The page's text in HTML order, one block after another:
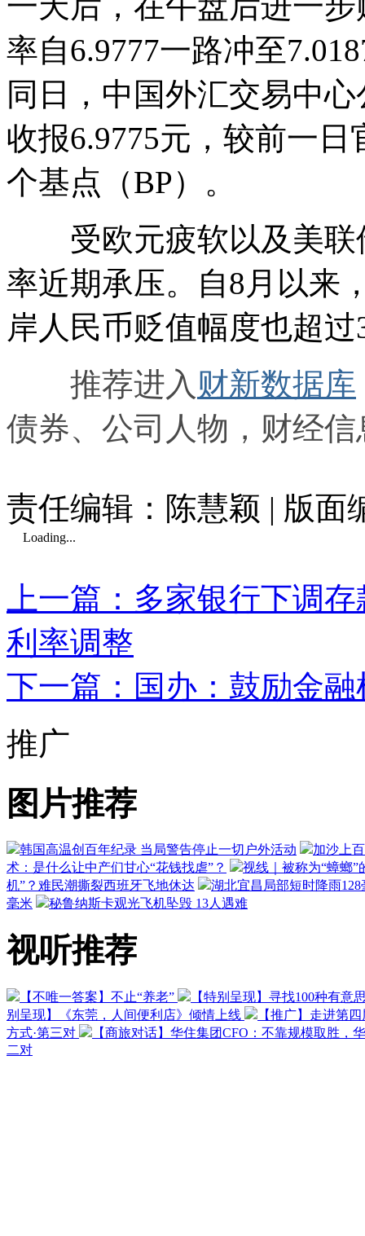
率自6.9777一路冲至
同日，中国外汇交易中
收报6.9775元，较前一日
个基点（BP）。
受欧元疲软以及美联
率近期承压。自8月以来
岸人民币贬值幅度也超过
推荐进入 财新数据库
债券、公司人物，财经
责任编辑：陈慧颖 | 版面
Loading...
上一篇：多家银行下调
利率调整
下一篇：国办：鼓励金
推广
图片推荐
韩国高温创百年纪录 当局警告停止一切户外活动
加沙上
术：是什么让中产们甘心“花钱找虐”？
视线｜被称为“蟑螂
机”？难民潮撕裂西班牙飞地休达
湖北宜昌局部短时降雨
毫米
秘鲁纳斯卡观光飞机坠毁 13人遇难
视听推荐
【不唯一答案】不止“养老”
【特别呈现】寻找100种有意
别呈现】《东莞，人间便利店》倾情上线
【推广】走进第
方式·第三对
【商旅对话】华住集团CFO：不靠规模取胜，
二对